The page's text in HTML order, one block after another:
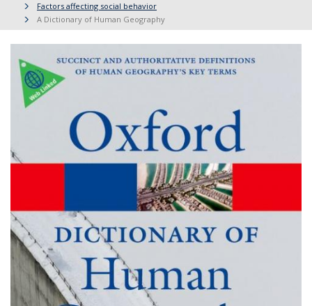
Factors affecting social behavior
A Dictionary of Human Geography